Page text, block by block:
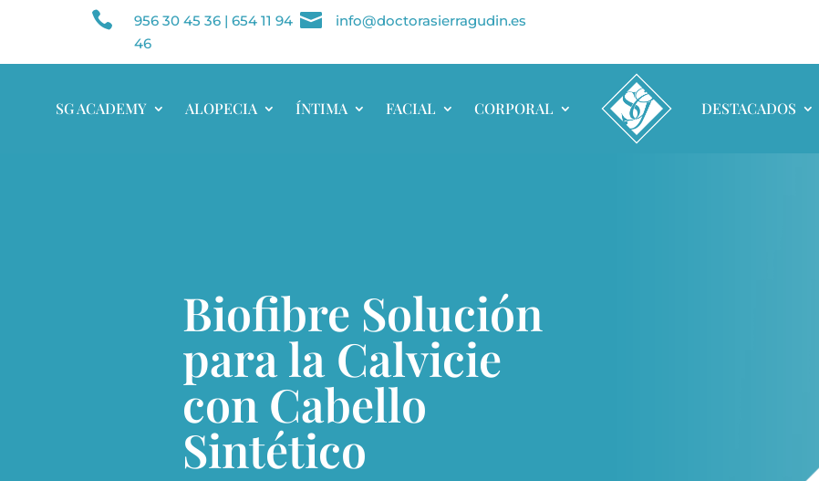
 956 30 45 36 |654 11 94
46
 info@doctorasierragudin.es
SG ACADEMY ALOPECIA ÍNTIMA FACIAL CORPORAL DESTACADOS
Biofibre Solución
para la Calvicie
con Cabello
Sintético